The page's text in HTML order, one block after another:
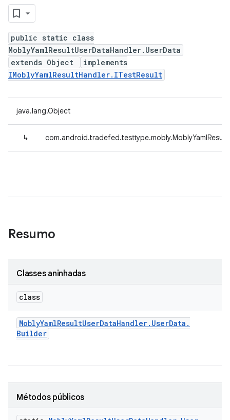
public static class
MoblyYamlResultUserDataHandler.UserData
extends Object
implements
IMoblyYamlResultHandler.ITestResult
java.lang.Object
↳
Resumo
Classes aninhadas
class
MoblyYamlResultUserDataHandler. UserData .
Builder
Métodos públicos